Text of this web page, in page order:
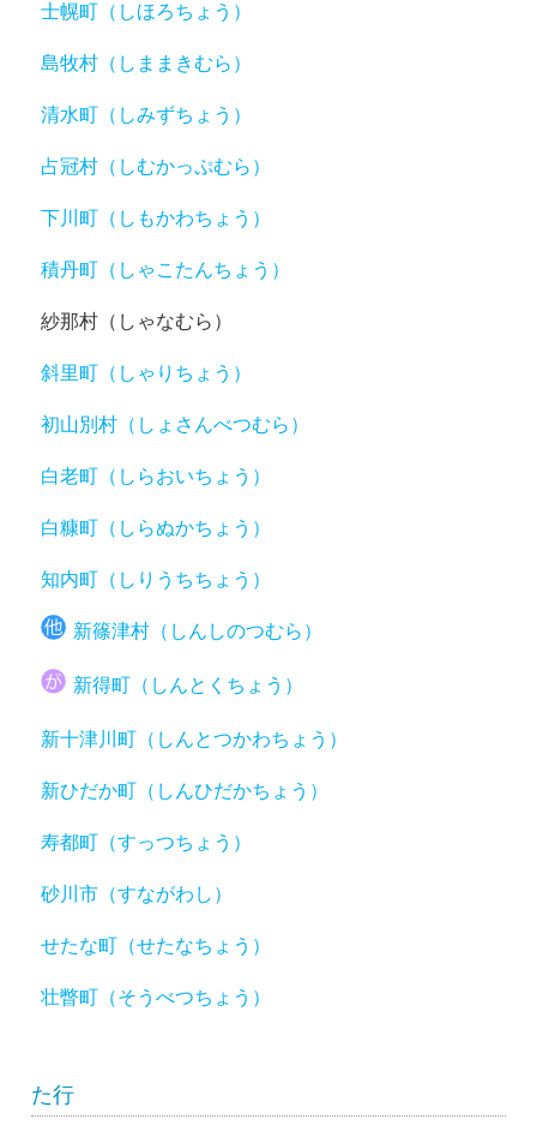
士幌町（しほろちょう）
島牧村（しままきむら）
清水町（しみずちょう）
占冠村（しむかっぷむら）
下川町（しもかわちょう）
積丹町（しゃこたんちょう）
紗那村（しゃなむら）
斜里町（しゃりちょう）
初山別村（しょさんべつむら）
白老町（しらおいちょう）
白糠町（しらぬかちょう）
知内町（しりうちちょう）
新篠津村（しんしのつむら）
新得町（しんとくちょう）
新十津川町（しんとつかわちょう）
新ひだか町（しんひだかちょう）
寿都町（すっつちょう）
砂川市（すながわし）
せたな町（せたなちょう）
壮瞥町（そうべつちょう）
た行